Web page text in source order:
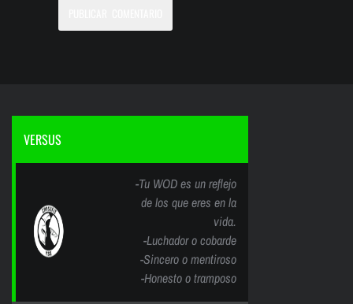
VERSUS
-Tu WOD es un reflejo
de los que eres en la
vida.
-Luchador o cobarde
-Sincero o mentiroso
-Honesto o tramposo